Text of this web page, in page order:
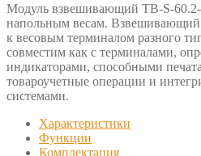
Модуль взвешивающий TB-S-
напольным весам.
к весовым терминалом разного
совместим как с терминалами,
индикаторами, способными
товароучетные операции и
системами.
Характеристики
Функции
Комплектация